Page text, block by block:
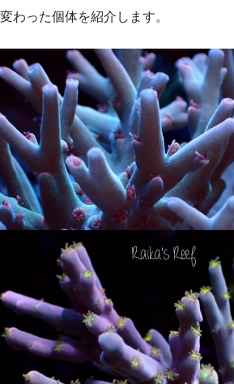
変わった個体を紹介します。